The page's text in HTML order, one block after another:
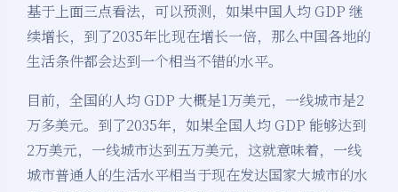
基于上面三点看法，可以预测，如果中国人均 GDP 继
续增长，到了2035年比现在增长一倍，那么中国各地的
生活条件都会达到一个相当不错的水平。
目前，全国的人均 GDP 大概是1万美元，一线城市是2
万多美元。到了2035年，如果全国人均 GDP 能够达到
2万美元，一线城市达到五万美元，这就意味着，一线
城市普通人的生活水平相当于现在发达国家大城市的水